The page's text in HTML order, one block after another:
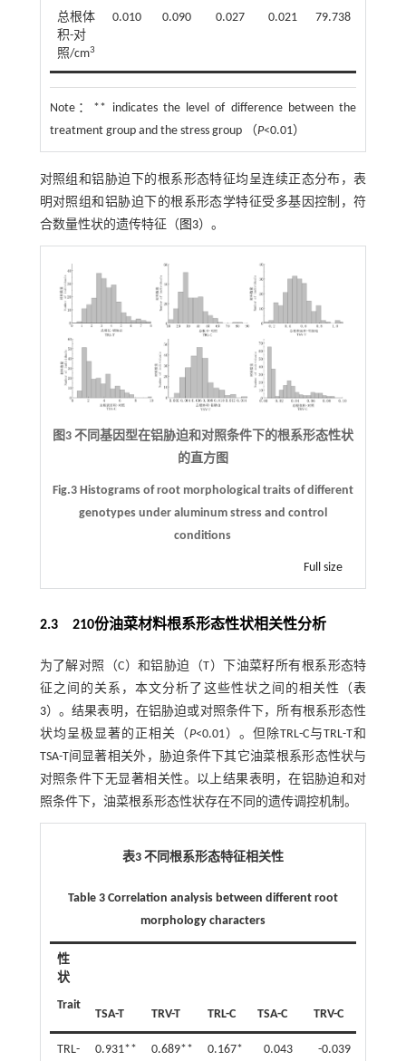
总根体
积-对
照/cm3
0.010 0.090 0.027 0.021 79.738
Note： ** indicates the level of difference between the
treatment group and the stress group （P<0.01）
对照组和铝胁迫下的根系形态特征均呈连续正态分布，表
明对照组和铝胁迫下的根系形态学特征受多基因控制，符
合数量性状的遗传特征（ 图3）。
图3 不同基因型在铝胁迫和对照条件下的根系形态性状
的直方图
Fig.3 Histograms of root morphological traits of different
genotypes under aluminum stress and control
conditions
Full size
2.3 210份油菜材料根系形态性状相关性分析
为了解对照（C）和铝胁迫（T）下油菜籽所有根系形态特
征之间的关系，本文分析了这些性状之间的相关性（表
3）。结果表明，在铝胁迫或对照条件下，所有根系形态性
状均呈极显著的正相关（P<0.01）。但除TRL-C与TRL-T和
TSA-T间显著相关外，胁迫条件下其它油菜根系形态性状与
对照条件下无显著相关性。以上结果表明，在铝胁迫和对
照条件下，油菜根系形态性状存在不同的遗传调控机制。
表3 不同根系形态特征相关性
Table 3 Correlation analysis between different root
morphology characters
性
状
Trait
TSA-T TRV-T TRL-C TSA-C TRV-C
TRL-
0.931** 0.689** 0.167* 0.043 -0.039